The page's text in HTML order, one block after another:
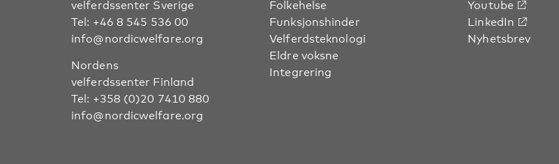
velferdssenter Sverige
Tel: +46 8 545 536 00
info@nordicwelfare.org
Nordens
velferdssenter Finland
Tel: +358 (0)20 7410 880
info@nordicwelfare.org
Folkehelse
Funksjonshinder
Velferdsteknologi
Eldre voksne
Integrering
Youtube
LinkedIn
Nyhetsbrev